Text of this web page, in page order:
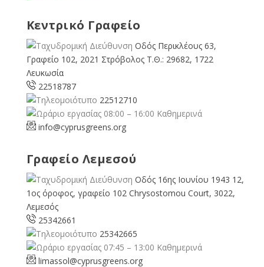
Κεντρικό Γραφείο
Οδός Περικλέους 63,
Γραφείο 102, 2021 Στρόβολος Τ.Θ.: 29682, 1722
Λευκωσία
22518787
22512710
08:00 – 16:00 Καθημερινά
info@cyprusgreens.org
Γραφείο Λεμεσού
Οδός 16ης Ιουνίου 1943 12,
1ος όροφος, γραφείο 102 Chrysostomou Court, 3022,
Λεμεσός
25342661
25342665
07:45 – 13:00 Καθημερινά
limassol@cyprusgreens.org